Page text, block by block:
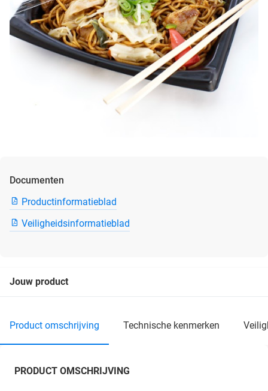
Documenten
Productinformatieblad
Veiligheidsinformatieblad
Jouw product
product omschrijving technische kenmerken
PRODUCT OMSCHRIJVING